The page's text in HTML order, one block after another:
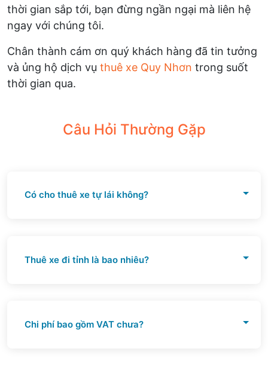
thời gian sắp tới, bạn đừng ngần ngại mà liên hệ
ngay với chúng tôi.
Chân thành cám ơn quý khách hàng đã tin tưởng
và ủng hộ dịch vụ thuê xe Quy Nhơn trong suốt
thời gian qua.
Câu Hỏi Thường Gặp
Có cho thuê xe tự lái không?
Thuê xe đi tỉnh là bao nhiêu?
Chi phí bao gồm VAT chưa?